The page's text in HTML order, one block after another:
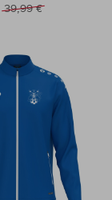
39,99 €